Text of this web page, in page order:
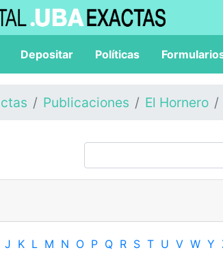
Depositar Políticas
Publicaciones El Hornero
J K L M N O P Q R S T U V W Y